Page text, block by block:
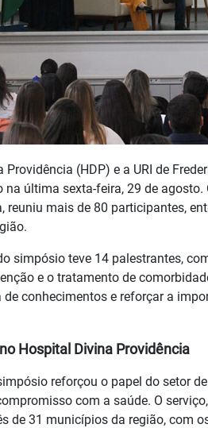
Providência (HDP) e a URI de
na última sexta-feira, 29 de
reuniu mais de 80 participantes,
simpósio teve 14 palestrantes,
e o tratamento de
de conhecimentos e reforçar a
Hospital Divina Providência
reforçou o papel do setor
com a saúde. O
de 31 municípios da região, com